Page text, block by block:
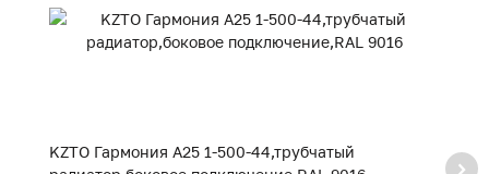
KZTO Гармония А25 1-500-44,трубчатый